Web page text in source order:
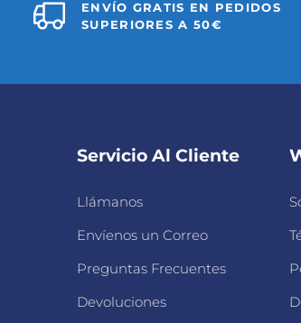
ENVÍO GRATIS EN PEDIDOS
SUPERIORES A 50€
Servicio Al Cliente
Llámanos
Envíenos un Correo
Preguntas Frecuentes
Devoluciones